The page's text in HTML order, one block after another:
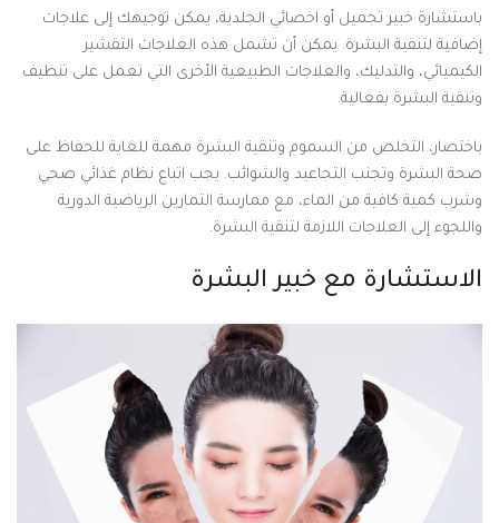
باستشارة خبير تجميل أو اخصائي الجلدية، يمكن توجيهك إلى علاجات
إضافية لتنقية البشرة. يمكن أن تشمل هذه العلاجات التقشير
الكيميائي، والتدليك، والعلاجات الطبيعية الأخرى التي تعمل على تنظيف
وتنقية البشرة بفعالية.
باختصار، التخلص من السموم وتنقية البشرة مهمة للغاية للحفاظ على
صحة البشرة وتجنب التجاعيد والشوائب. يجب اتباع نظام غذائي صحي
وشرب كمية كافية من الماء، مع ممارسة التمارين الرياضية الدورية
واللجوء إلى العلاجات اللازمة لتنقية البشرة.
الاستشارة مع خبير البشرة